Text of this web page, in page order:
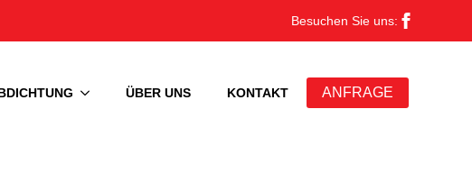
Besuchen Sie uns:
ÜBER UNS KONTAKT ANFRAGE